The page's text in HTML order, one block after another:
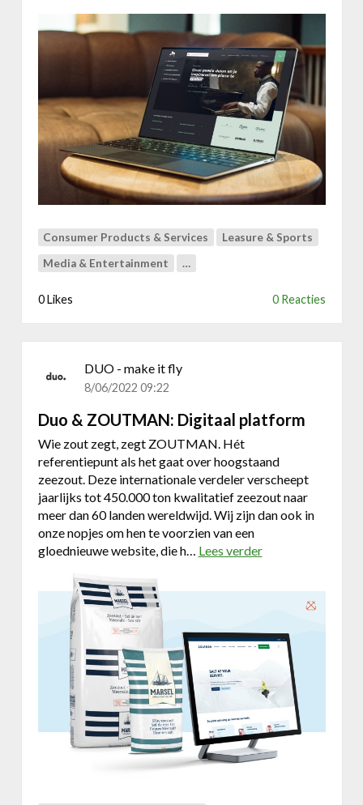
r
D
u
o
&
i
n
o
s
Consumer Products & Services Leasure & Sports
Media & Entertainment …
0 Likes 0 Reacties
DUO - make it fly
8/06/2022 09:22
Duo & ZOUTMAN: Digitaal platform
Wie zout zegt, zegt ZOUTMAN. Hét
referentiepunt als het gaat over hoogstaand
zeezout. Deze internationale verdeler verscheept
jaarlijks tot 450.000 ton kwalitatief zeezout naar
meer dan 60 landen wereldwijd. Wij zijn dan ook in
onze nopjes om hen te voorzien van een
gloednieuwe website, die h… Lees verdero
u
Z
O
U
T
M